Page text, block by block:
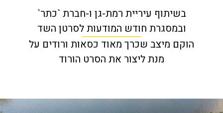
בשיתוף עיריית רמת-גן ו-חברת `כתר`
ובמסגרת חודש המודעות לסרטן השד
הוקם מיצב שכרך מאוד כסאות ורודים על
מנת ליצור את הסרט הורוד